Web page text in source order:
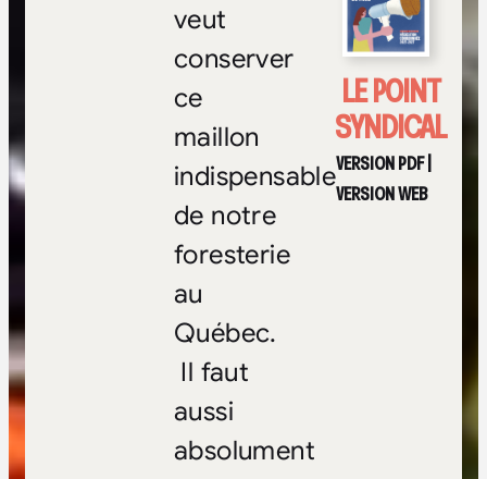
LE POINT
SYNDICAL
VERSION PDF|
VERSION WEB
veut
conserver
ce
maillon
indispensable
de notre
foresterie
au
Québec.
Il faut
aussi
absolument